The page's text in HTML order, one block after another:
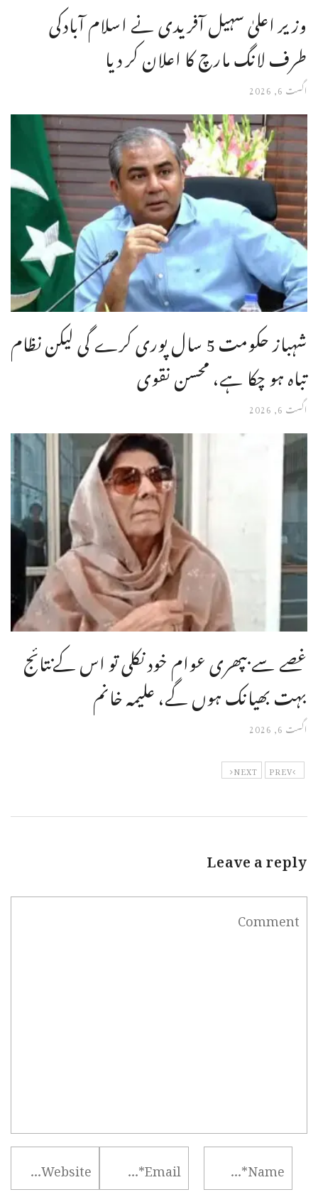
وزیر اعلیٰ سہیل آفریدی نے اسلام آبادکی
طرف لانگ مارچ کا اعلان کر دیا
اگست 6, 2026
شہباز حکومت 5 سال پوری کرے گی لیکن نظام
تباہ ہو چکا ہے، محسن نقوی
اگست 6, 2026
غصے سے بپھری عوام خود نکلی تو اس کےنتائج
بہت بھیانک ہوں گے، علیمہ خانم
اگست 6, 2026
PREV
NEXT
Leave a reply